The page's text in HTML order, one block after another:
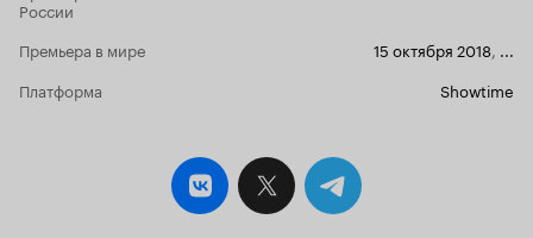
сериал, не требующий продолжения, которому
Стиллеру за то, что он оказался еще и
России
Премьера в мире 15 октября 2018
Платформа
Showtime